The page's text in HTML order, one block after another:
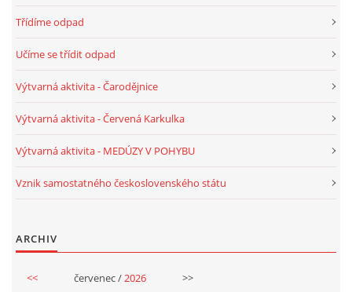
BÁSNĚ K TÉMATU PODZIM
POHYBOVÉ AKTIVITY NA TÉMA PODZIM
PÍSNĚ K TÉMATU ZIMA
BÁSNĚ K TÉMATU ZIMA
VZDĚLÁVACÍ PLÁN OD ZÁŘÍ DO ČERVNA
Třídíme odpad
Učíme se třídit odpad
Výtvarná aktivita - Čarodějnice
Výtvarná aktivita - Červená Karkulka
Výtvarná aktivita - MEDÚZY V POHYBU
Vznik samostatného československého státu
ARCHIV
<< červenec /2026 >>